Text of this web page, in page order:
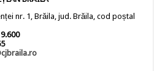
nr. 1, Brăila, jud. Brăila, cod poștal